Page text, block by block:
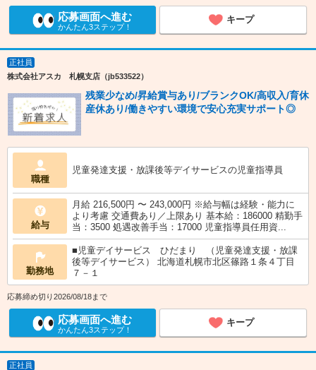
応募画面へ進む
かんたん3ステップ！
キープ
正社員
株式会社アスカ 札幌支店（jb533522）
残業少なめ/昇給賞与あり/ブランクOK/高収入/育休
産休あり/働きやすい環境で安心充実サポート◎
職種
児童発達支援・放課後等デイサービスの児童指導員
給与
月給 216,500円 〜 243,000円 ※給与幅は経験・能力に
より考慮 交通費あり／上限あり 基本給：186000 精勤手
当：3500 処遇改善手当：17000 児童指導員任用資...
勤務地
■児童デイサービス ひだまり （児童発達支援・放課
後等デイサービス） 北海道札幌市北区篠路１条４丁目
７－１
応募締め切り2026/08/18まで
応募画面へ進む
かんたん3ステップ！
キープ
正社員